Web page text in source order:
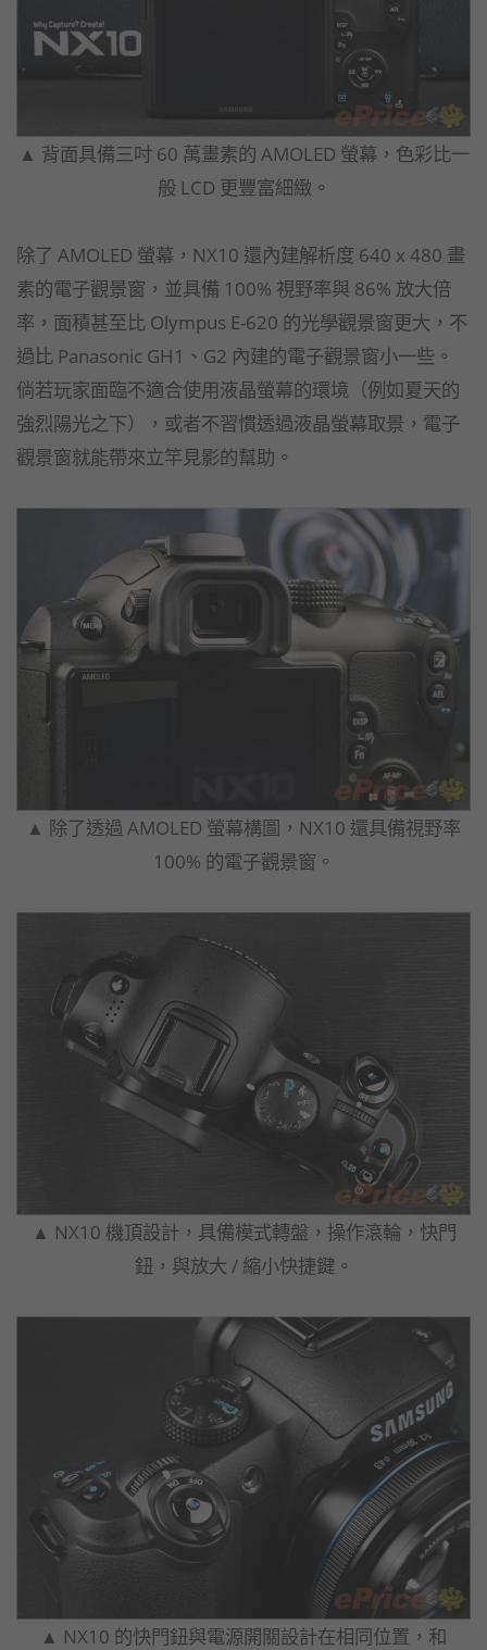
▲ 背面具備三吋 60 萬畫素的 AMOLED 螢幕，色彩比一
般 LCD 更豐富細緻。
除了 AMOLED 螢幕，NX10 還內建解析度 640 x 480 畫
素的電子觀景窗，並具備 100% 視野率與 86% 放大倍
率，面積甚至比 Olympus E-620 的光學觀景窗更大，不
過比 Panasonic GH1、G2 內建的電子觀景窗小一些。
倘若玩家面臨不適合使用液晶螢幕的環境（例如夏天的
強烈陽光之下），或者不習慣透過液晶螢幕取景，電子
觀景窗就能帶來立竿見影的幫助。
▲ 除了透過 AMOLED 螢幕構圖，NX10 還具備視野率
100% 的電子觀景窗。
▲ NX10 機頂設計，具備模式轉盤，操作滾輪，快門
鈕，與放大 / 縮小快捷鍵。
▲ NX10 的快門鈕與電源開關設計在相同位置，和